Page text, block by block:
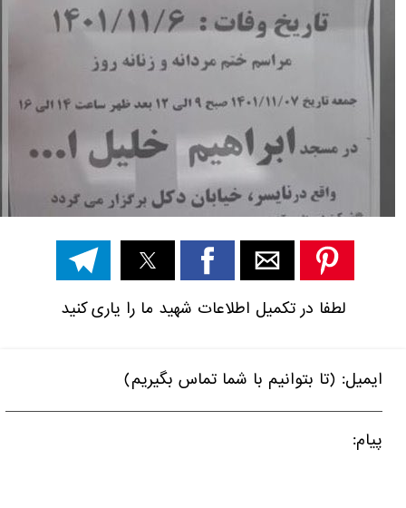
لطفا در تکمیل اطلاعات شهید ما را یاری کنید
ایمیل: (تا بتوانیم با شما تماس بگیریم)
پیام: